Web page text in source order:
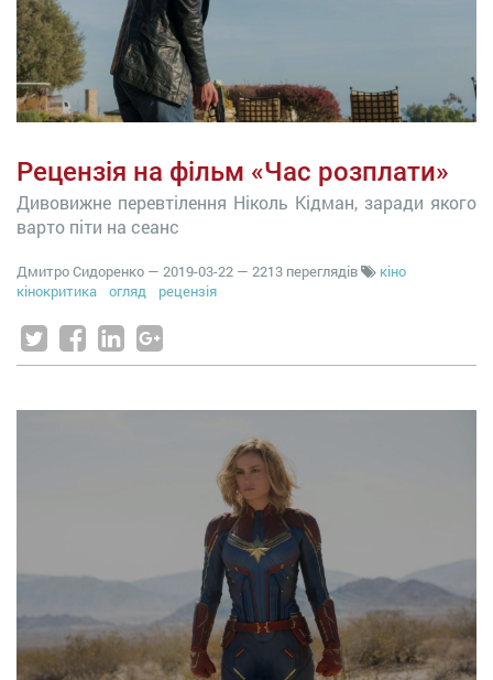
Рецензія на фільм «Час розплати»
Дивовижне перевтілення Ніколь Кідман, заради якого
варто піти на сеанс
Дмитро Сидоренко — 2019-03-22 — 2213 переглядів
кіно
кінокритика
огляд рецензія